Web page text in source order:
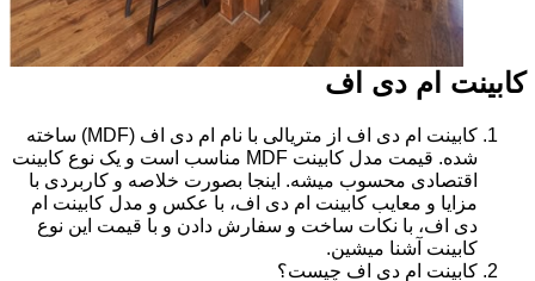
کابینت ام دی اف
کابینت ام دی اف از متریالی با نام ام دی اف (MDF) ساخته
شده. قیمت مدل کابینت MDF مناسب است و یک نوع کابینت
اقتصادی محسوب میشه. اینجا بصورت خلاصه و کاربردی با
مزایا و معایب کابینت ام دی اف، با عکس و مدل کابینت ام
دی اف، با نکات ساخت و سفارش دادن و با قیمت این نوع
کابینت آشنا میشین.
کابینت ام دی اف چیست؟